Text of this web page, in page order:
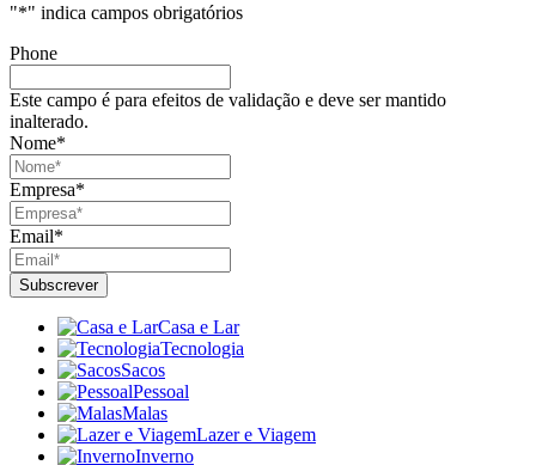
"*" indica campos obrigatórios
Phone
Este campo é para efeitos de validação e deve ser mantido
inalterado.
Nome*
Empresa*
Email*
Casa e Lar
Tecnologia
Sacos
Pessoal
Malas
Lazer e Viagem
Inverno